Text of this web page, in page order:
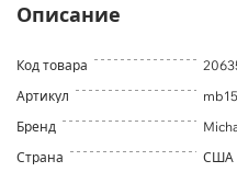
Описание
Код товара
Артикул
Бренд
Страна
США